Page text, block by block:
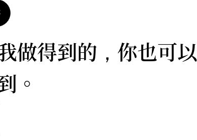
做得到的 ， 你也可以
。